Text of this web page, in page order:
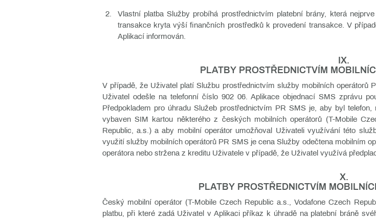
Vlastní platba Služby probíhá prostřednictvím platební brány, která
transakce kryta výší finančních prostředků k provedení transakce. V
Aplikací informován.
IX.
PLATBY PROSTŘEDNICTVÍM
V případě, že Uživatel platí Službu prostřednictvím služby mobilních operátorů
Uživatel odešle na telefonní číslo 902 06. Aplikace objednací SMS zprávu
Předpokladem pro úhradu Služeb prostřednictvím PR SMS je, aby byl
vybaven SIM kartou některého z českých mobilních operátorů (T-Mobile
Republic, a.s.) a aby mobilní operátor umožňoval Uživateli využívání této
využití služby mobilních operátorů PR SMS je cena Služby odečtena mobilním
operátora nebo stržena z kreditu Uživatele v případě, že Uživatel využívá
X.
PLATBY PROSTŘEDNICTVÍM
Český mobilní operátor (T-Mobile Czech Republic a.s., Vodafone Czech
platbu, při které zadá Uživatel v Aplikaci příkaz k úhradě na platební bráně